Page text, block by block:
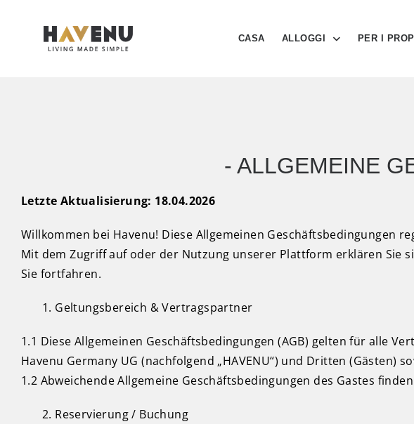
CASA ALLOGGI PER I
- ALLGEMEINE
Letzte Aktualisierung: 18.04.2026
Willkommen bei Havenu! Diese Allgemeinen Geschäftsbedingungen
Mit dem Zugriff auf oder der Nutzung unserer Plattform erklären Sie
Sie fortfahren.
Geltungsbereich & Vertragspartner
1.1 Diese Allgemeinen Geschäftsbedingungen (AGB) gelten für alle
Havenu Germany UG (nachfolgend „HAVENU“) und Dritten (Gästen)
1.2 Abweichende Allgemeine Geschäftsbedingungen des Gastes
Reservierung / Buchung